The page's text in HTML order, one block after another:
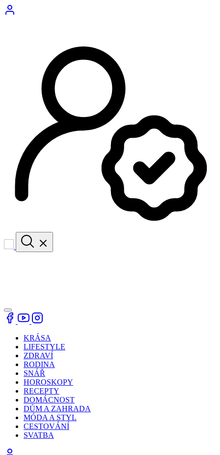
KRÁSA
LIFESTYLE
ZDRAVÍ
RODINA
SNÁŘ
HOROSKOPY
RECEPTY
DOMÁCNOST
DŮM A ZAHRADA
MÓDA A STYL
CESTOVÁNÍ
SVATBA